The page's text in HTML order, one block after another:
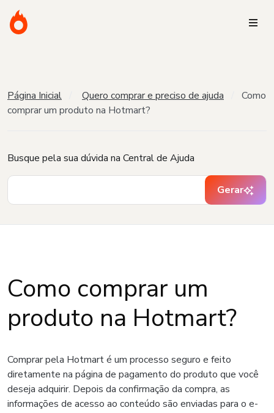
Página Inicial Quero comprar e preciso de ajuda
Como
comprar um produto na Hotmart?
Busque pela sua dúvida na Central de Ajuda
Gerar
Como comprar um
produto na Hotmart?
Comprar pela Hotmart é um processo seguro e feito
diretamente na página de pagamento do produto que você
deseja adquirir. Depois da confirmação da compra, as
informações de acesso ao conteúdo são enviadas para o e-